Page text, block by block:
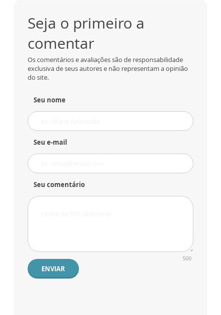
Seja o primeiro a
comentar
Os comentários e avaliações são de responsabilidade
exclusiva de seus autores e não representam a opinião
do site.
Seu nome
Seu e-mail
Seu comentário
500
ENVIAR